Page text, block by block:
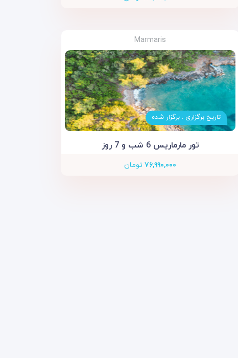
Marmaris
تاریخ برگزاری : برگزار شده
تور مارماریس 6 شب و 7 روز
۷۶,۹۹۰,۰۰۰ تومان